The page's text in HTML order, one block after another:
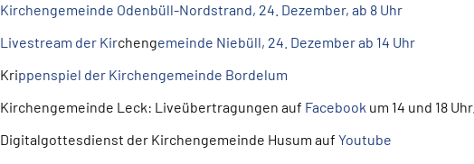
Kirchengemeinde Odenbüll-Nordstrand, 24. Dezember, ab 8 Uhr
Livestream der Kirchengemeinde Niebüll, 24. Dezember ab 14 Uhr
Krippenspiel der Kirchengemeinde Bordelum
Kirchengemeinde Leck: Liveübertragungen auf Facebook um 14 und 18 Uhr.
Digitalgottesdienst der Kirchengemeinde Husum auf Youtube